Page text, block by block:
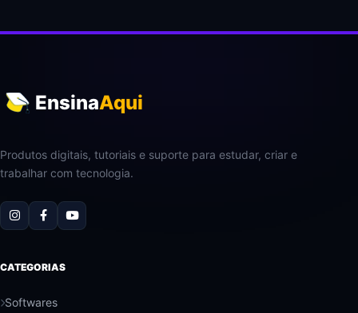
EnsinaAqui
Produtos digitais, tutoriais e suporte para estudar, criar e
trabalhar com tecnologia.
CATEGORIAS
Softwares